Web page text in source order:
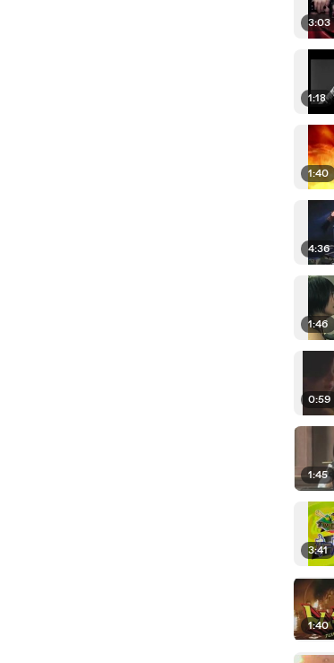
3:03
1:18
1:40
4:36
1:46
0:59
1:45
3:41
1:40